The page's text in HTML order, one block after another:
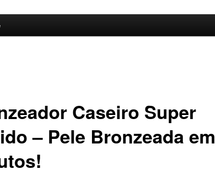
Caseiro Super
– Pele Bronzeada em